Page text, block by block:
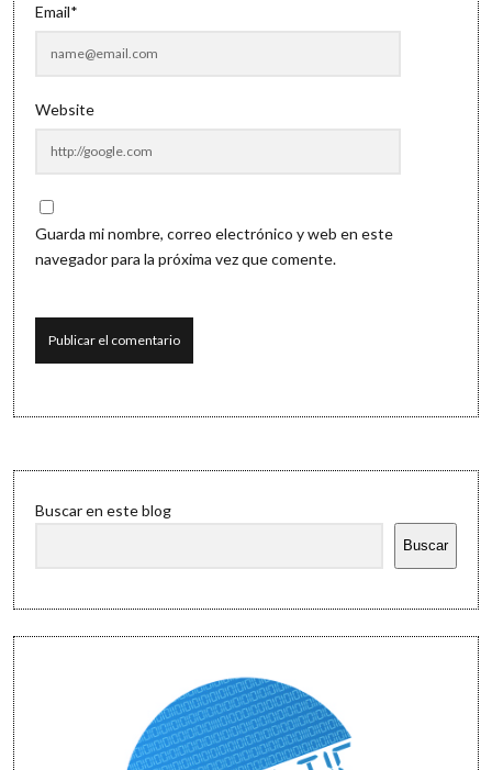
Email*
Website
Guarda mi nombre, correo electrónico y web en este
navegador para la próxima vez que comente.
Sidebar
Buscar en este blog
Buscar